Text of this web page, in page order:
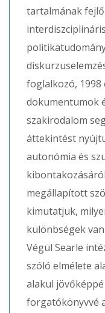
tartalmának
foglalkozó,
dokumentumok
szakirodalom
áttekintést
autonómia és
megállapított
kimutatjuk,
különbségek
Végül Searle
szóló elmélete
alakul jövőképpé
forgatókönyvvé